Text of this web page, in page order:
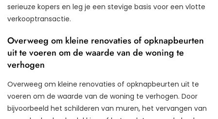
serieuze kopers en leg je een stevige basis voor een vlotte
verkooptransactie.
Overweeg om kleine renovaties of opknapbeurten
uit te voeren om de waarde van de woning te
verhogen
Overweeg om kleine renovaties of opknapbeurten uit te
voeren om de waarde van de woning te verhogen. Door
bijvoorbeeld het schilderen van muren, het vervangen van